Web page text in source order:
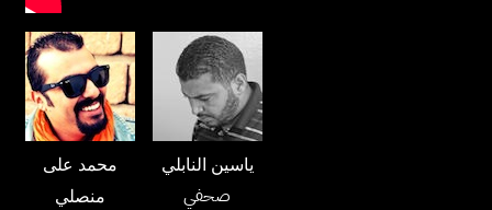
محمد على
منصلي
ياسين النابلي
صحفي